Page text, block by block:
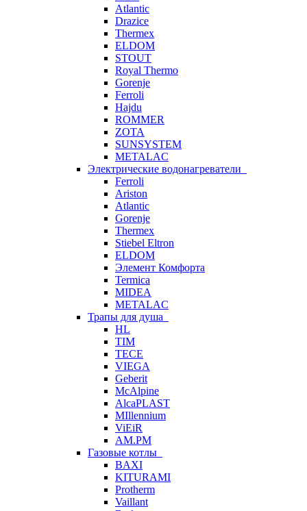
Atlantic
Drazice
Thermex
ELDOM
STOUT
Royal Thermo
Gorenje
Ferroli
Hajdu
ROMMER
ZOTA
SUNSYSTEM
METALAC
Электрические водонагреватели
Ferroli
Ariston
Atlantic
Gorenje
Thermex
Stiebel Eltron
ELDOM
Элемент Комфорта
Termica
MIDEA
METALAC
Трапы для душа
HL
TIM
TECE
VIEGA
Geberit
McAlpine
AlcaPLAST
MIllennium
ViEiR
AM.PM
Газовые котлы
BAXI
KITURAMI
Protherm
Vaillant